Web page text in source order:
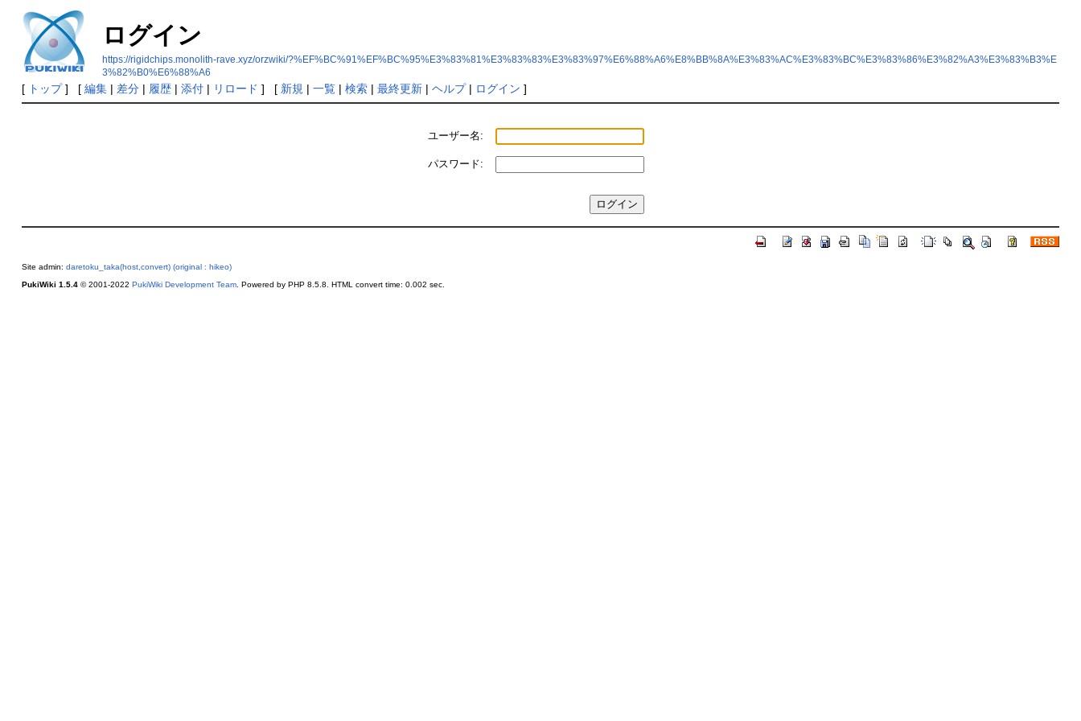
ログイン
https://rigidchips.monolith-rave.xyz/orzwiki/?%EF%BC%91%EF%BC%95%E3%83%81%E3%83%83%E3%83%97%E6%88%A6%E8%BB%8A%E3%83%AC%E3%83%BC%E3%83%86%E3%82%A3%E3%83%B3%E
3%82%B0%E6%88%A6
[ トップ] [ 編集| 差分| 履歴| 添付| リロード ] [ 新規 | 一覧| 検索| 最終更新| ヘルプ| ログイン ]
ユーザー名:
パスワード:
Site admin: daretoku_taka(host,convert) (original : hikeo)
PukiWiki 1.5.4© 2001-2022 PukiWiki Development Team. Powered by PHP 8.5.8. HTML convert time: 0.002 sec.